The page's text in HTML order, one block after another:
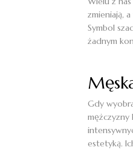
zmieniają,
Symbol
żadnym
Gdy
mężczyzny
estetyką.